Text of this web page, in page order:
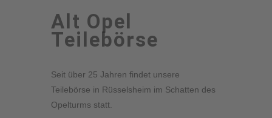
Alt Opel
Teilebörse
Seit über 25 Jahren findet unsere
Teilebörse in Rüsselsheim im Schatten des
Opelturms statt.